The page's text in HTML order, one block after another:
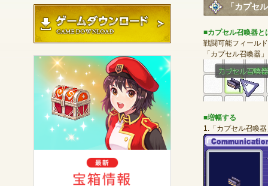
ゲームダウンロード
「カプセ
■カプセル召喚器と
戦闘可能フィール
「カプセル召喚器
■増幅する
1.「カプセル召喚